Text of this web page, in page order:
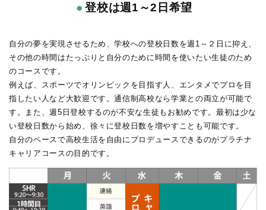
● 登校は週1～2日希望
自分の夢を実現させるため、学校への登校日数を週1～２日に抑え、
その他の時間はたっぷりと自分のために時間を使いたい生徒のため
のコースです。
例えば、スポーツでオリンピックを目指す人、エンタメでプロを目
指したい人など大歓迎です。通信制高校なら学業との両立が可能で
す。また、週5日登校するのが不安な生徒もお勧めです。最初は少な
い登校日数から始め、徐々に登校日数を増やすことも可能です。
自分のペースで高校生活を自由にプロデュースできるのがプラチナ
キャリアコースの目的です。